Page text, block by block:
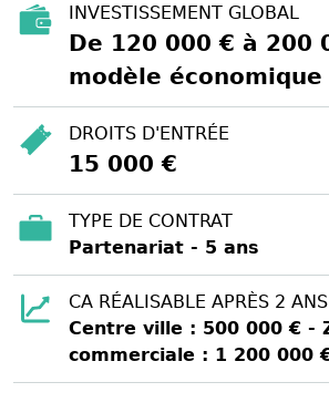
INVESTISSEMENT GLOBAL
De 120 000 € à 200
modèle économique
DROITS D'ENTRÉE
15 000 €
TYPE DE CONTRAT
Partenariat - 5 ans
CA RÉALISABLE APRÈS 2 ANS
Centre ville : 500 000 € -
commerciale : 1 200 000